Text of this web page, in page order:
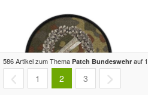
586 Artikel zum Thema Patch Bundeswehr auf
1 2 3